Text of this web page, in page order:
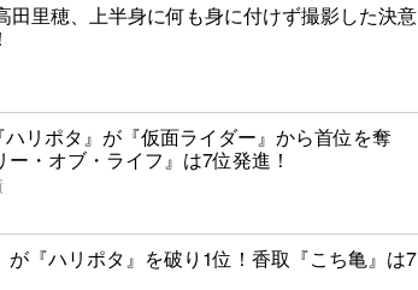
田里穂、上半身に何も身に付けず撮影した決意
リポタ』が『仮面ライダー』から首位を奪
・オブ・ライフ』は7位発進！
が『ハリポタ』を破り1位！香取『こち亀』は7